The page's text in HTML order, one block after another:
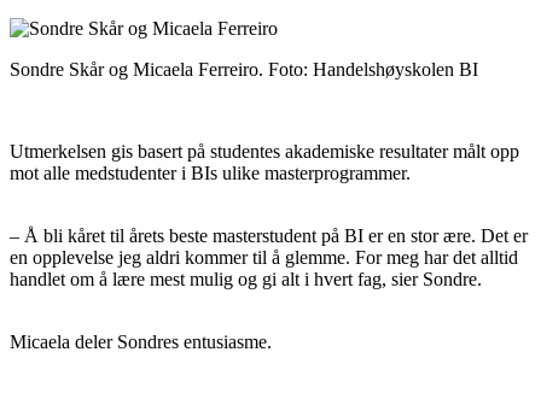
Sondre Skår og Micaela Ferreiro. Foto: Handelshøyskolen BI
Utmerkelsen gis basert på studentes akademiske resultater målt opp
mot alle medstudenter i BIs ulike masterprogrammer.
– Å bli kåret til årets beste masterstudent på BI er en stor ære. Det er
en opplevelse jeg aldri kommer til å glemme. For meg har det alltid
handlet om å lære mest mulig og gi alt i hvert fag, sier Sondre.
Micaela deler Sondres entusiasme.